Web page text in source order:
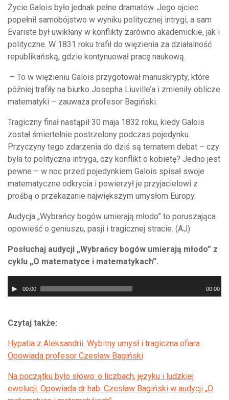
Życie Galois było jednak pełne dramatów. Jego ojciec
popełnił samobójstwo w wyniku politycznej intrygi, a sam
Evariste był uwikłany w konflikty zarówno akademickie, jak i
polityczne. W 1831 roku trafił do więzienia za działalność
republikańską, gdzie kontynuował pracę naukową.
– To w więzieniu Galois przygotował manuskrypty, które
później trafiły na biurko Josepha Liuville’a i zmieniły oblicze
matematyki – zauważa profesor Bagiński.
Tragiczny finał nastąpił 30 maja 1832 roku, kiedy Galois
został śmiertelnie postrzelony podczas pojedynku.
Przyczyny tego zdarzenia do dziś są tematem debat – czy
była to polityczna intryga, czy konflikt o kobietę? Jedno jest
pewne – w noc przed pojedynkiem Galois spisał swoje
matematyczne odkrycia i powierzył je przyjacielowi z
prośbą o przekazanie największym umysłom Europy.
Audycja „Wybrańcy bogów umierają młodo” to poruszająca
opowieść o geniuszu, pasji i tragicznej stracie. (AJ)
Posłuchaj audycji „Wybrańcy bogów umierają młodo” z
cyklu „O matematyce i matematykach”.
plików00:00 00:00
Czytaj także:
Hypatia z Aleksandrii. Wybitny umysł i tragiczna ofiara.
Opowiada profesor Czesław Bagiński
Na początku było słowo: o liczbach, języku i ludzkiej
ewolucji. Opowiada dr hab. Czesław Bagiński w audycji „O